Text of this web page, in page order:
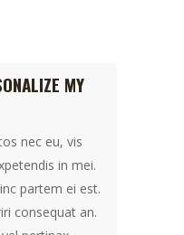
MY
nec eu, vis
in mei.
partem ei est.
consequat an.